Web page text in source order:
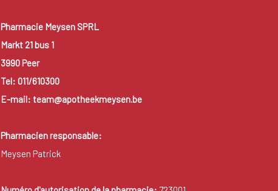
Pharmacie Meysen SPRL
Markt 21 bus 1
3990 Peer
Tel: 011/610300
E-mail: team@apotheekmeysen.be
Pharmacien responsable:
Meysen Patrick